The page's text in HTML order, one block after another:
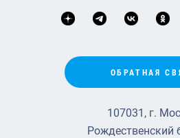
ОБРАТНАЯ
107031, г.
Рождественский